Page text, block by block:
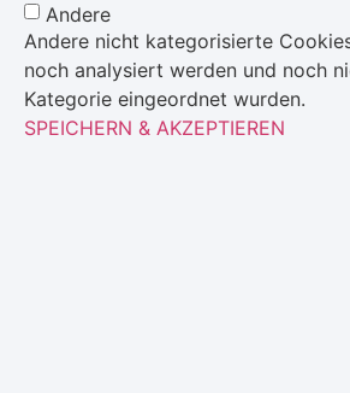
Andere
Andere nicht kategorisierte
noch analysiert werden und noch
Kategorie eingeordnet wurden.
SPEICHERN & AKZEPTIEREN